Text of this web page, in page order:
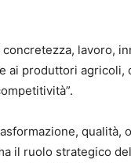
lavoro,
ai produttori agricoli,
qualità,
il ruolo strategico